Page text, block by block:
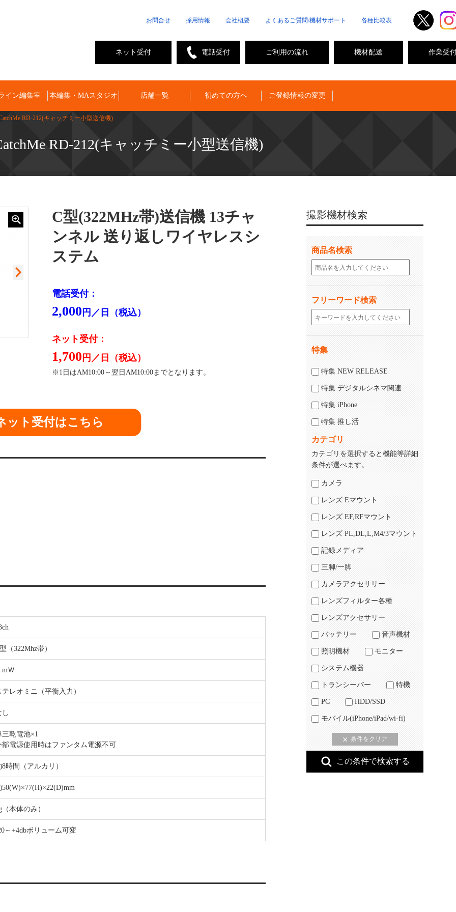
お問合せ 採用情報 会社概要 よくあるご質問/機材サポート 各種比較表
作業受
機材配送
ご利用の流れ
電話受付
ネット受付
イン編集室 本編集・MAスタジオ 店舗一覧 初めての方へ ご登録情報の変更
RD-212(キャッチミー小型送信機)
RD-212(キャッチミー小型送信機)
C型(322MHz帯)送信機 13チャ
ンネル 送り返しワイヤレスシ
ステム
電話受付：
2,000 円／日（税込）
ネット受付：
1,700 円／日（税込）
※1日はAM10:00～翌日AM10:00までとなります。
ット受付はこちら
（322Mhz帯）
mＷ
テレオミニ（平衡入力）
し
三乾電池×1
部電源使用時はファンタム電源不可
8時間（アルカリ）
50(W)×77(H)×22(D)mm
（本体のみ）
～+4dbボリューム可変
撮影機材検索
商品名検索
フリーワード検索
特集
特集 NEW RELEASE
特集 デジタルシネマ関連
特集 iPhone
特集 推し活
カテゴリ
カテゴリを選択すると機能等詳細
条件が選べます。
カメラ
レンズ Eマウント
レンズ EF,RFマウント
レンズ PL,DL,L,M4/3マウント
記録メディア
三脚/一脚
カメラアクセサリー
レンズフィルター各種
レンズアクセサリー
バッテリー 音声機材
照明機材 モニター
システム機器
トランシーバー 特機
PC HDD/SSD
モバイル(iPhone/iPad/wi-fi)